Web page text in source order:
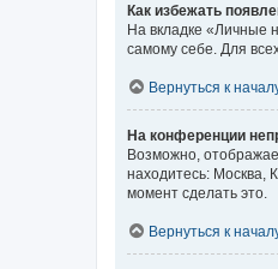
Как избежать
На вкладке «Личные
самому себе. Для
Вернуться к
На конференции
Возможно,
находитесь: Москва,
момент сделать это.
Вернуться к